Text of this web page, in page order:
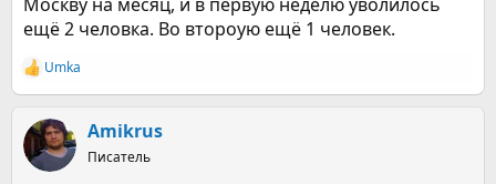
ещё 2 человка. Во второую ещё 1 человек.
Р
е
к
ц
и
Umka
Amikrus
Писатель